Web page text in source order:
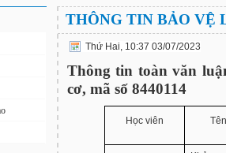
THÔNG TIN BẢO VỆ
Thứ Hai, 10:37 03/07/2023
Thông tin toàn văn
cơ, mã số 8440114
Học viên